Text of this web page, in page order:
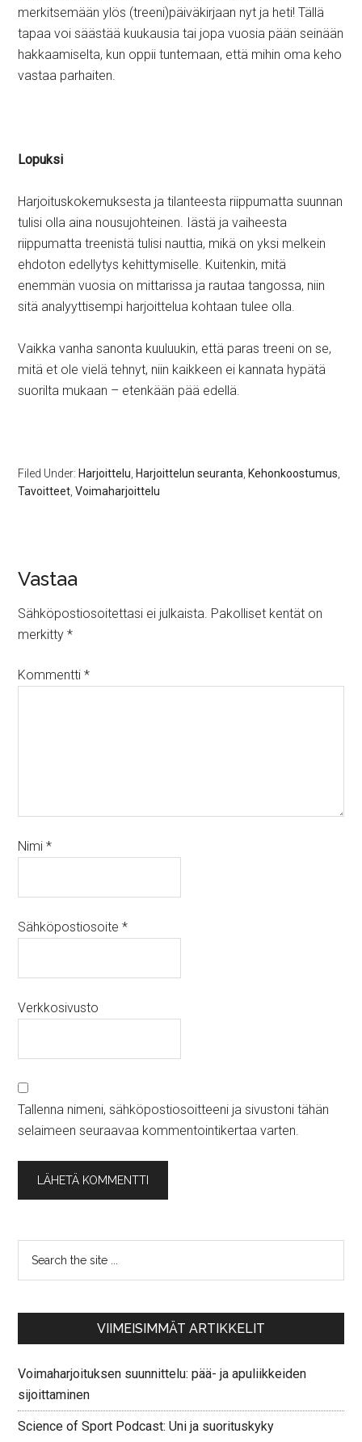
merkitsemään ylös (treeni)päiväkirjaan nyt ja heti! Tällä
tapaa voi säästää kuukausia tai jopa vuosia pään seinään
hakkaamiselta, kun oppii tuntemaan, että mihin oma keho
vastaa parhaiten.
Lopuksi
Harjoituskokemuksesta ja tilanteesta riippumatta suunnan
tulisi olla aina nousujohteinen. Iästä ja vaiheesta
riippumatta treenistä tulisi nauttia, mikä on yksi melkein
ehdoton edellytys kehittymiselle. Kuitenkin, mitä
enemmän vuosia on mittarissa ja rautaa tangossa, niin
sitä analyyttisempi harjoittelua kohtaan tulee olla.
Vaikka vanha sanonta kuuluukin, että paras treeni on se,
mitä et ole vielä tehnyt, niin kaikkeen ei kannata hypätä
suorilta mukaan – etenkään pää edellä.
Filed Under: Harjoittelu Harjoittelun seuranta Kehonkoostumus
Tavoitteet ,Voimaharjoittelu
Vastaa
Sähköpostiosoitettasi ei julkaista. Pakolliset kentät on
merkitty*
Kommentti*
Nimi*
Sähköpostiosoite*
Verkkosivusto
Tallenna nimeni, sähköpostiosoitteeni ja sivustoni tähän
selaimeen seuraavaa kommentointikertaa varten.
VIIMEISIMMÄT ARTIKKELIT
Voimaharjoituksen suunnittelu: pää- ja apuliikkeiden
sijoittaminen
Science of Sport Podcast: Uni ja suorituskyky